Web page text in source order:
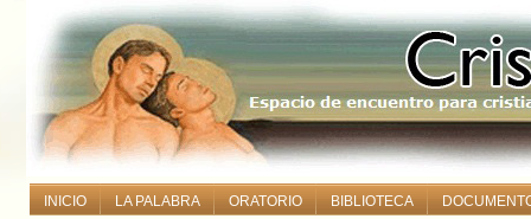
INICIO LA PALABRA ORATORIO BIBLIOTECA